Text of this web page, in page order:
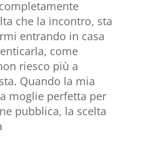
che la incontro, sta
entrando in casa
come
riesco più a
Quando la mia
moglie perfetta per
pubblica, la scelta